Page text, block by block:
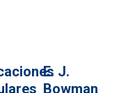
E. J.
Bowman